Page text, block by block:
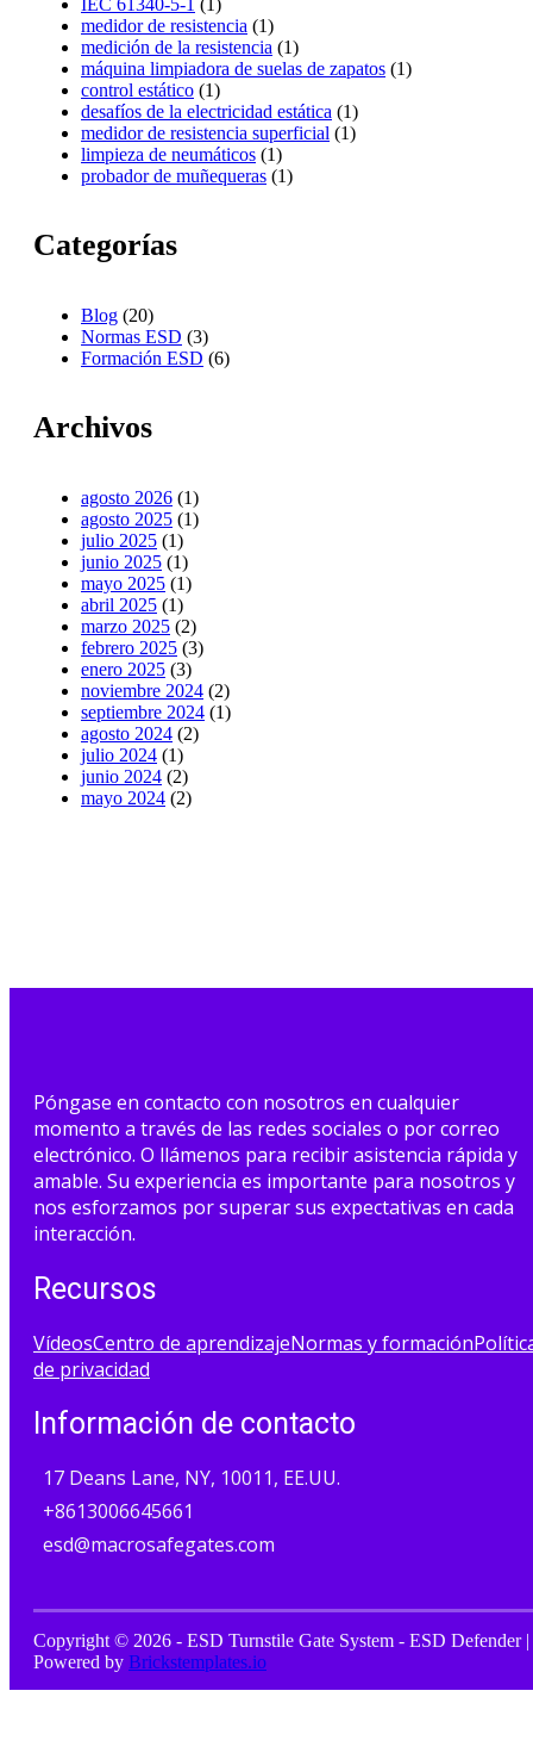
medidor de resistencia (1)
medición de la resistencia (1)
máquina limpiadora de suelas de zapatos (1)
control estático (1)
desafíos de la electricidad estática (1)
medidor de resistencia superficial (1)
limpieza de neumáticos (1)
probador de muñequeras (1)
Categorías
Blog (20)
Normas ESD (3)
Formación ESD (6)
Archivos
agosto 2026 (1)
agosto 2025 (1)
julio 2025 (1)
junio 2025 (1)
mayo 2025 (1)
abril 2025 (1)
marzo 2025 (2)
febrero 2025 (3)
enero 2025 (3)
noviembre 2024 (2)
septiembre 2024 (1)
agosto 2024 (2)
julio 2024 (1)
junio 2024 (2)
mayo 2024 (2)
Póngase en contacto con nosotros en cualquier
momento a través de las redes sociales o por correo
electrónico. O llámenos para recibir asistencia rápida y
amable. Su experiencia es importante para nosotros y
nos esforzamos por superar sus expectativas en cada
interacción.
Recursos
VídeosCentro de aprendizajeNormas y formación
de privacidad
Información de contacto
17 Deans Lane, NY, 10011, EE.UU.
+8613006645661
esd@macrosafegates.com
Copyright © 2026 - ESD Turnstile Gate System - ESD Defender |
Powered by Brickstemplates.io